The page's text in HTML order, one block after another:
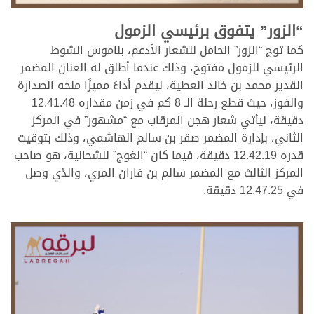
.
“الزور” يتفوق برئيسي الزمول
كما توج “الزور” الحامل للشعار الأدعم، بناموس الشوط
الرئيسي للزمول مفتوح، وذلك عندما أطلق له العنان المضمر
القدير محمد بن خالد العطية، ليقدم أداءً مميزًا منحه الصدارة
والفوز، حيث قطع رحلة الـ 8 كم في زمن مقداره 12.41.48
دقيقة، ليأتي شعار هجن المرقاب مع “مشهور” في المركز
الثاني، بإدارة المضمر صقر بن سالم الهاشمي، وذلك بتوقيت
قدره 12.42.19 دقيقة، فيما كان “الغوج” للشحانية، هو صاحب
المركز الثالث مع المضمر سالم بن فاران المري، والذي وصل
في 12.47.25 دقيقة.